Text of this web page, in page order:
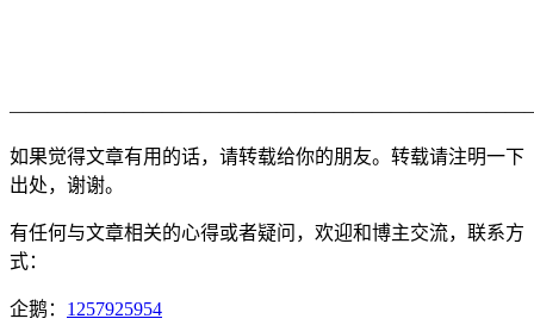
如果觉得文章有用的话，请转载给你的朋友。转载请注明一下
出处，谢谢。
有任何与文章相关的心得或者疑问，欢迎和博主交流，联系方
式：
企鹅： 1257925954